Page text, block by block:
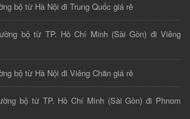
bộ từ Hà Nội đi Trung Quốc giá rẻ
bộ từ TP. Hồ Chí Minh (Sài Gòn) đi Viêng
bộ từ Hà Nội đi Viêng Chăn giá rẻ
bộ từ TP. Hồ Chí Minh (Sài Gòn) đi Phnom